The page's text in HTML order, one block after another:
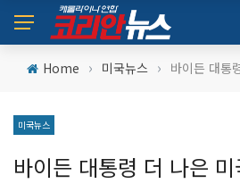
Home › 미국뉴스 › 바이든 대통
미국뉴스
바이든 대통령 더 나은 미